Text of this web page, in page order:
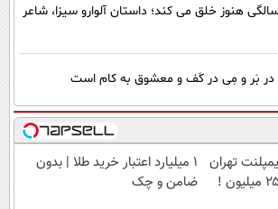
که در 92 سالگی هنوز خلق می کند؛ داستان آلوارو سیزا، شاعر
در بَر و مِی در کَف و معشوق به کام است
تهران
۱ میلیارد اعتبار خرید طلا | بدون
ضامن و چک